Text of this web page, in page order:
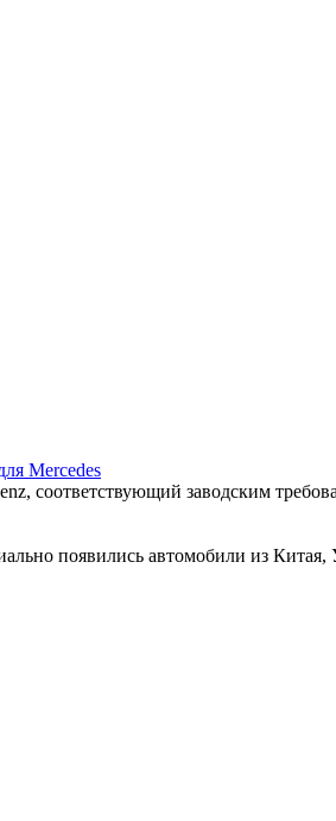
Mercedes
соответствующий заводским
появились автомобили